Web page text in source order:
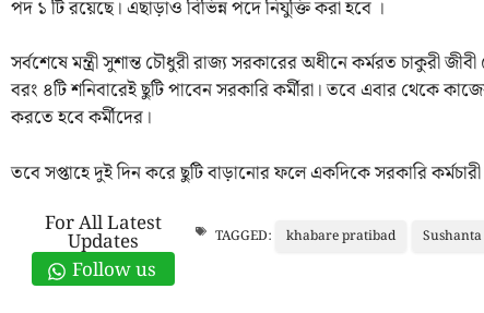
পদ ১ টি রয়েছে। এছাড়াও বিভিন্ন পদে নিযুক্তি করা হবে ।
সর্বশেষে মন্ত্রী সুশান্ত চৌধুরী রাজ্য সরকারের অধীনে কর্মরত চাকুরী
বরং ৪টি শনিবারেই ছুটি পাবেন সরকারি কর্মীরা। তবে এবার থেকে
করতে হবে কর্মীদের।
তবে সপ্তাহে দুই দিন করে ছুটি বাড়ানোর ফলে একদিকে সরকারি
For All Latest
Updates
Follow us
TAGGED: khabare pratibad